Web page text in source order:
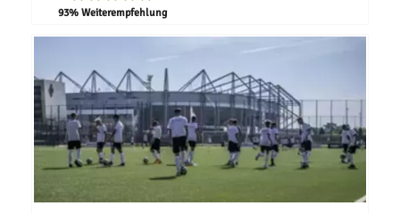
93% Weiterempfehlung